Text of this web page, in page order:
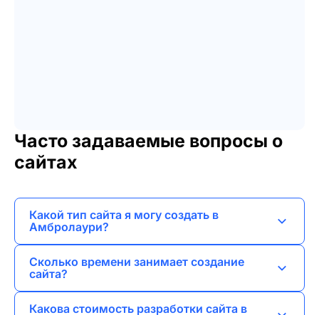
Часто задаваемые вопросы о
сайтах
Какой тип сайта я могу создать в
Амбролаури?
включая лендинги, сайты-визитки,
Сколько времени занимает создание
сайта?
Какова стоимость разработки сайта в